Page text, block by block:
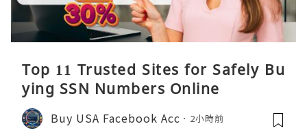
Top 11 Trusted Sites for Safely Bu
ying SSN Numbers Online
Buy USA Facebook Acc 2小時前